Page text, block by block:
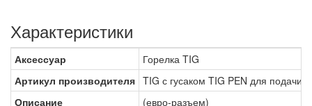
Характеристики
Аксессуар
Горелка TIG
Артикул производителя TIG с гусаком TIG PEN для подачи
Описание
(евро-разъем)